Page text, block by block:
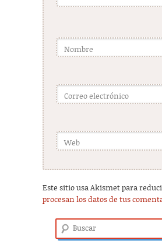
Nombre
Correo electrónico
Web
Este sitio usa Akismet para
procesan los datos de tus
Buscar